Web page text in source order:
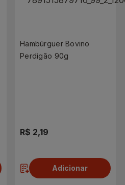
Hambúrguer Bovino
Perdigão 90g
R$ 2,19
Adicionar